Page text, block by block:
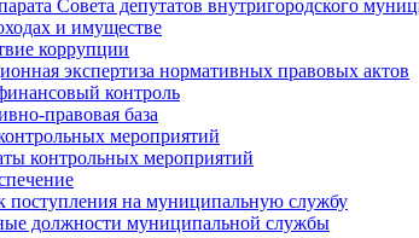
Совета депутатов внутригородского
и имуществе
коррупции
экспертиза нормативных правовых актов
контроль
правовая база
мероприятий
контрольных мероприятий
поступления на муниципальную службу
должности муниципальной службы